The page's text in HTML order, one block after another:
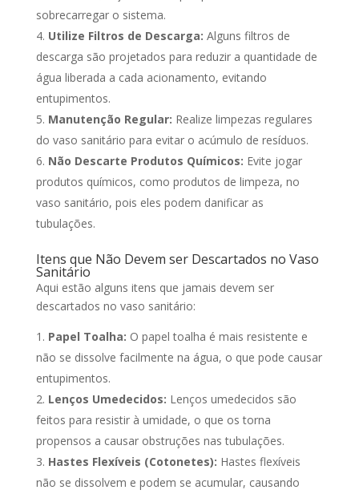
sobrecarregar o sistema.
Utilize Filtros de Descarga: Alguns filtros de
descarga são projetados para reduzir a quantidade de
água liberada a cada acionamento, evitando
entupimentos.
Manutenção Regular: Realize limpezas regulares
do vaso sanitário para evitar o acúmulo de resíduos.
Não Descarte Produtos Químicos: Evite jogar
produtos químicos, como produtos de limpeza, no
vaso sanitário, pois eles podem danificar as
tubulações.
Itens que Não Devem ser Descartados no Vaso
Sanitário
Aqui estão alguns itens que jamais devem ser
descartados no vaso sanitário:
Papel Toalha: O papel toalha é mais resistente e
não se dissolve facilmente na água, o que pode causar
entupimentos.
Lenços Umedecidos: Lenços umedecidos são
feitos para resistir à umidade, o que os torna
propensos a causar obstruções nas tubulações.
Hastes Flexíveis (Cotonetes): Hastes flexíveis
não se dissolvem e podem se acumular, causando